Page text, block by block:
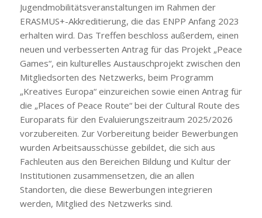
Jugendmobilitätsveranstaltungen im Rahmen der
ERASMUS+-Akkreditierung, die das ENPP Anfang 2023
erhalten wird. Das Treffen beschloss außerdem, einen
neuen und verbesserten Antrag für das Projekt „Peace
Games“, ein kulturelles Austauschprojekt zwischen den
Mitgliedsorten des Netzwerks, beim Programm
„Kreatives Europa“ einzureichen sowie einen Antrag für
die „Places of Peace Route“ bei der Cultural Route des
Europarats für den Evaluierungszeitraum 2025/2026
vorzubereiten. Zur Vorbereitung beider Bewerbungen
wurden Arbeitsausschüsse gebildet, die sich aus
Fachleuten aus den Bereichen Bildung und Kultur der
Institutionen zusammensetzen, die an allen
Standorten, die diese Bewerbungen integrieren
werden, Mitglied des Netzwerks sind.